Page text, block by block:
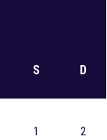
S D
1 2